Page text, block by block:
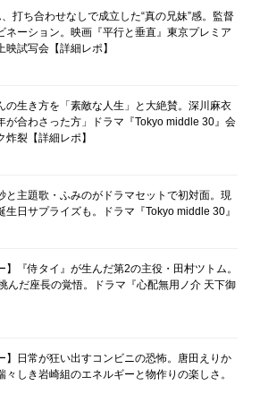
打ち合わせなしで成立した“真の兄妹”感。監督
ネーション。映画『平行と垂直』東京プレミア
映試写会【詳細レポ】
の生き方を「素敵な人生」と大絶賛。深川麻衣
が合わさった方」ドラマ『Tokyo middle 30』会
炸裂【詳細レポ】
と主題歌・ふみのがドラマセットで初対面。現
生日サプライズも。ドラマ『Tokyo middle 30』
】『侍タイ』が生んだ第2の主役・田村ツトム。
んだ座長の覚悟。ドラマ『心配無用ノ介 天下御
】日常が狂い出すコンビニの恐怖。唐田えりか
々しき岩崎組のエネルギーと物作りの楽しさ。